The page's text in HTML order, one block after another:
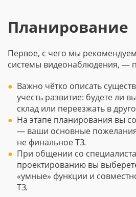
Планирование
Первое, с чего мы
системы видеонаблюдения, —
Важно чётко описать
учесть развитие: будете ли
склад или переезжать в
На этапе планирования вы
— ваши основные
не финальное ТЗ.
При общении со
проектированию вы
«умные» функции и
ТЗ.